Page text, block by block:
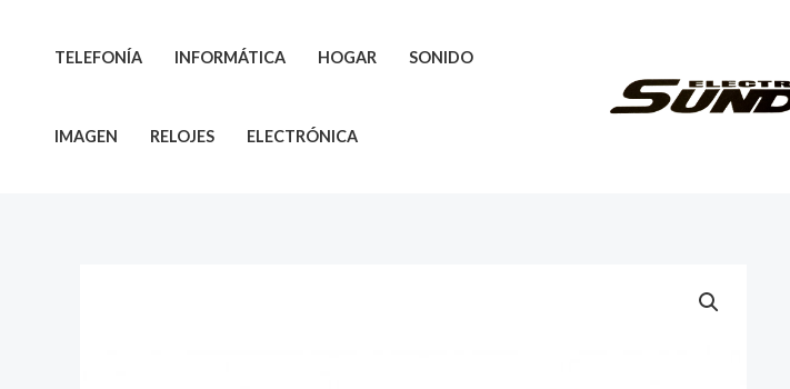
TELEFONÍA INFORMÁTICA HOGAR SONIDO
IMAGEN RELOJES ELECTRÓNICA